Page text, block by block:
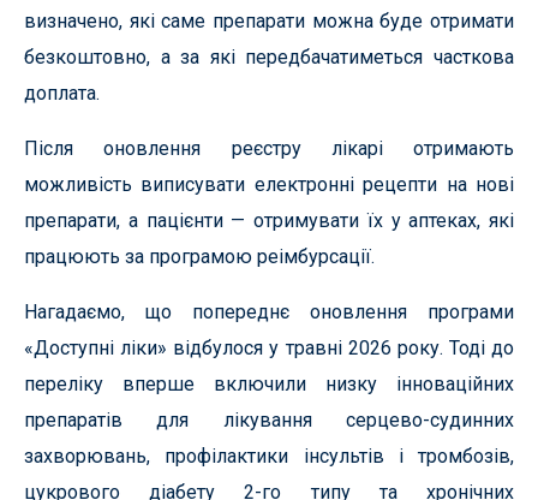
визначено, які саме препарати можна буде отримати
безкоштовно, а за які передбачатиметься часткова
доплата.
Після оновлення реєстру лікарі отримають
можливість виписувати електронні рецепти на нові
препарати, а пацієнти — отримувати їх у аптеках, які
працюють за програмою реімбурсації.
Нагадаємо, що попереднє оновлення програми
«Доступні ліки» відбулося у травні 2026 року. Тоді до
переліку вперше включили низку інноваційних
препаратів для лікування серцево-судинних
захворювань, профілактики інсультів і тромбозів,
цукрового діабету 2-го типу та хронічних